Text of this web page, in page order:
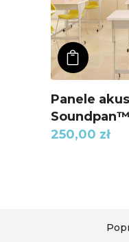
ADD
Panele
Soundpan™
250,00 zł